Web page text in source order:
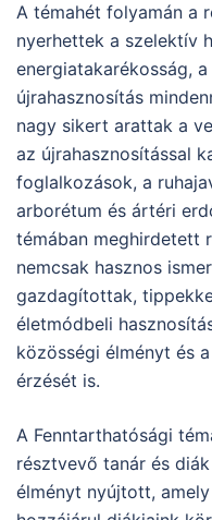
A témahét folyamán a
nyerhettek a szelektív
energiatakarékosság,
újrahasznosítás
nagy sikert arattak a
az újrahasznosítással
foglalkozások, a
arborétum és ártéri
témában meghirdetett
nemcsak hasznos
gazdagítottak,
életmódbeli
közösségi élményt és
érzését is.
A Fenntarthatósági
résztvevő tanár és
élményt nyújtott,